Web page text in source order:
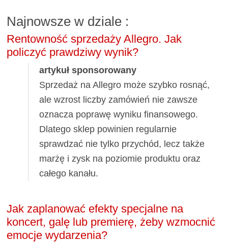
Najnowsze w dziale :
Rentowność sprzedaży Allegro. Jak
policzyć prawdziwy wynik?
artykuł sponsorowany
Sprzedaż na Allegro może szybko rosnąć,
ale wzrost liczby zamówień nie zawsze
oznacza poprawę wyniku finansowego.
Dlatego sklep powinien regularnie
sprawdzać nie tylko przychód, lecz także
marżę i zysk na poziomie produktu oraz
całego kanału.
Jak zaplanować efekty specjalne na
koncert, galę lub premierę, żeby wzmocnić
emocje wydarzenia?